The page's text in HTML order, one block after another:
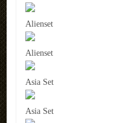
Alienset
Alienset
Asia Set
Asia Set